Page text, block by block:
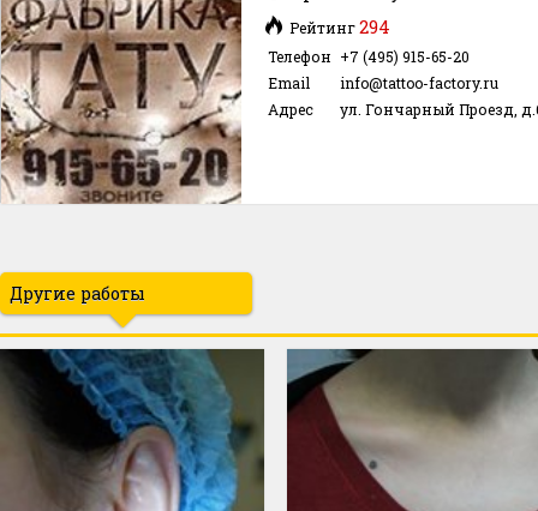
Рейтинг294
Телефон +7 (495) 915-65-20
Email
info@tattoo-factory.ru
Адрес
ул. Гончарный Проезд,
Другие работы